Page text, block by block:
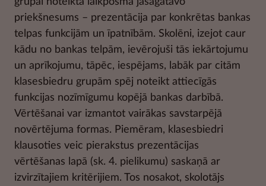
priekšnesums – prezentācija par konkrētas bankas
telpas funkcijām un īpatnībām. Skolēni, izejot caur
kādu no bankas telpām, ievērojuši tās iekārtojumu
un aprīkojumu, tāpēc, iespējams, labāk par citām
klasesbiedru grupām spēj noteikt attiecīgās
funkcijas nozīmīgumu kopējā bankas darbībā.
Vērtēšanai var izmantot vairākas savstarpējā
novērtējuma formas. Piemēram, klasesbiedri
klausoties veic pierakstus prezentācijas
vērtēšanas lapā (sk. 4. pielikumu) saskaņā ar
izvirzītajiem kritērijiem. Tos nosakot, skolotājs